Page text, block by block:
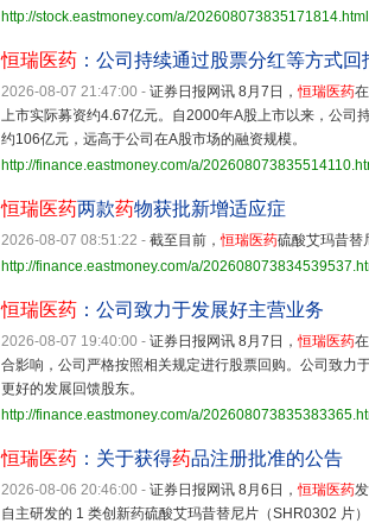
http://stock.eastmoney.com/a/202608073835171814.html
恒瑞医药 ：公司持续通过股票分红等方式
2026-08-07 21:47:00 - 证券日报网讯 8月7日，恒瑞医药
上市实际募资约4.67亿元。自2000年A股上市以来，公司
约106亿元，远高于公司在A股市场的融资规模。
http://finance.eastmoney.com/a/
恒瑞医药两款药物获批新增适应症
2026-08-07 08:51:22 - 截至目前，恒瑞医药硫酸艾玛昔替
http://finance.eastmoney.com/a/
恒瑞医药 ：公司致力于发展好主营业务
2026-08-07 19:40:00 - 证券日报网讯 8月7日，恒瑞医药
合影响，公司严格按照相关规定进行股票回购。公司致力
更好的发展回馈股东。
http://finance.eastmoney.com/a/
恒瑞医药 ：关于获得药品注册批准的公告
2026-08-06 20:46:00 - 证券日报网讯 8月6日，恒瑞医药
自主研发的 1 类创新药硫酸艾玛昔替尼片（SHR0302 片